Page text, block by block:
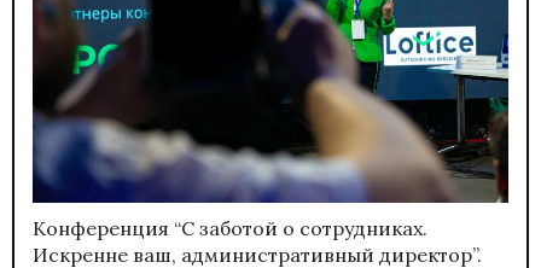
Конференция “С заботой о сотрудниках.
Искренне ваш, административный директор”.